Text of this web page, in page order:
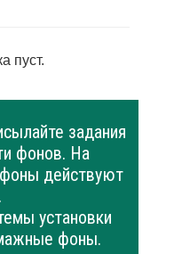
пуст.
задания
фонов. На
действуют
установки
фоны.